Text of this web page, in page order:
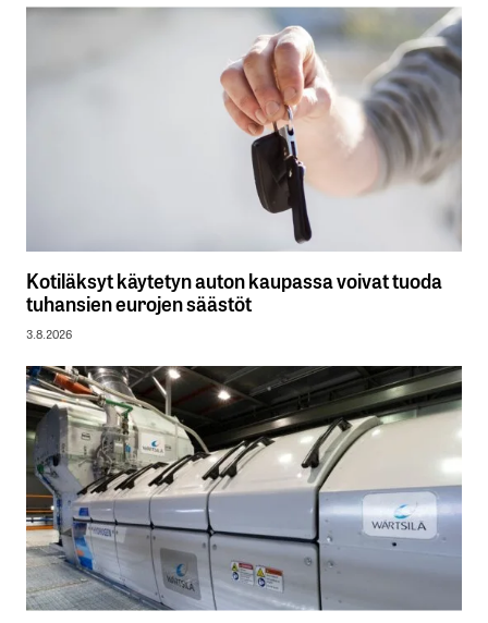
Kotiläksyt käytetyn auton kaupassa voivat tuoda
tuhansien eurojen säästöt
3.8.2026